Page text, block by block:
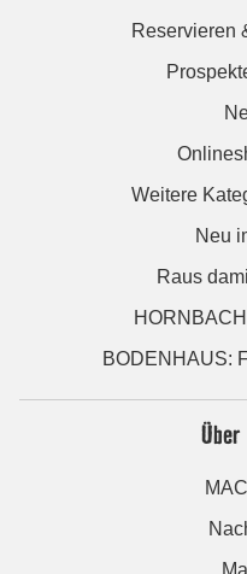
Reservieren
Weitere
Neu
Raus
BODENHAUS:
Über